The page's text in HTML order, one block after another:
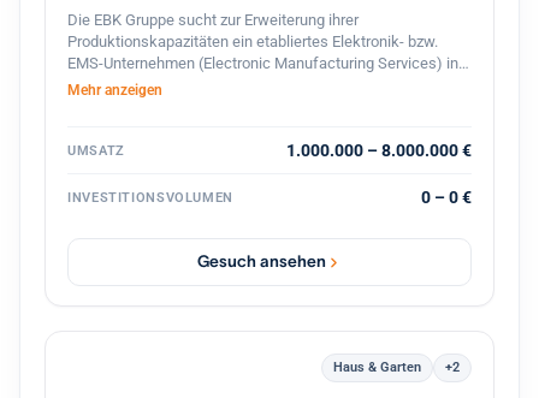
Die EBK Gruppe sucht zur Erweiterung ihrer
Produktionskapazitäten ein etabliertes Elektronik- bzw.
EMS-Unternehmen (Electronic Manufacturing Services) in
Berlin und dem direkten Berliner Umland (Speckgürtel).
Leiterplatten (SMD/THT) sowie elektromechanischer
Team, bestehendem Kundenstamm und Potenzial für die
Mehr anzeigen
UMSATZ 1.000.000 – 8.000.000 €
INVESTITIONSVOLUMEN 0 – 0 €
Gesuch ansehen
Haus & Garten +2